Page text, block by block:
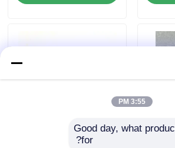
النفط
FKM75 O-Ring.
3:55 PM
Good day, what
for?